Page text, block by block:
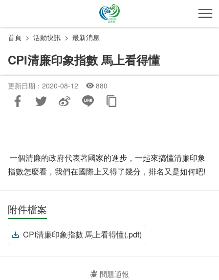
主
區
開
首頁 活動快訊 最新消息
CPI清廉印象指數 馬上看得懂
更新日期：2020-08-12 880
一個清廉的政府代表著國家的進步，一起來搞懂清廉印象
指數怎麼看，我們在國際上又得了幾分，排名又是如何吧!
附件檔案
CPI清廉印象指數 馬上看得懂(.pdf)
問題通報